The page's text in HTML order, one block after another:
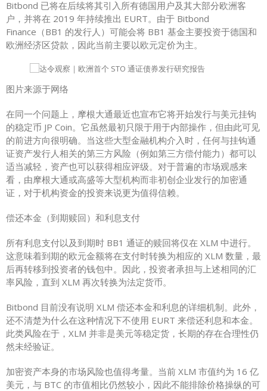
Bitbond 已将在后续将其引入所有德国用户及其大部分欧洲客
户，并将在 2019 年持续推出 EURT。由于 Bitbond
Finance（BB1 的发行人）可能会将 BB1 基金主要投资于德国和
欧洲经济区贷款，因此当前主要以欧元定价为主。
图片来源于网络
在同一个问题上，摩根大通最近也宣布它将开始发行与美元挂钩
的稳定币 JP Coin。它虽然最初只限于用于内部操作，但由此可见
的前进方向很明确。当这些大型金融机构介入时，任何与挂钩通
证资产发行人相关的第三方风险（例如第三方偿付能力）都可以
适当减轻，资产也可以获得相应评级。对于普遍的市场观感来
看，由摩根大通或高盛等大型机构而非初创企业发行的加密通
证，对于机构资金的投资来说更为值得信赖。
偿还本金（到期赎回）和利息支付
所有利息支付以及到期时 BB1 通证的赎回将仅在 XLM 中进行。
这意味着到期的欧元金额将在支付时转换为相应的 XLM 数量，最
后再转移到投资者的钱包中。因此，投资者承担与上述相同的汇
率风险，直到 XLM 再次转换为法定货币。
Bitbond 目前没有说明 XLM 偿还本金和利息的详细机制。此外，
还不清楚为什么在这种情况下不使用 EURT 来偿还利息和本金。
此类风险在于，XLM 并非是美元等稳定货，长期的存在合理性仍
然未经验证。
加密资产本身的市场风险也值得考量。当前 XLM 市值约为 16 亿
美元，与 BTC 的市值相比仍然较小，因此不能排除价格操纵的可